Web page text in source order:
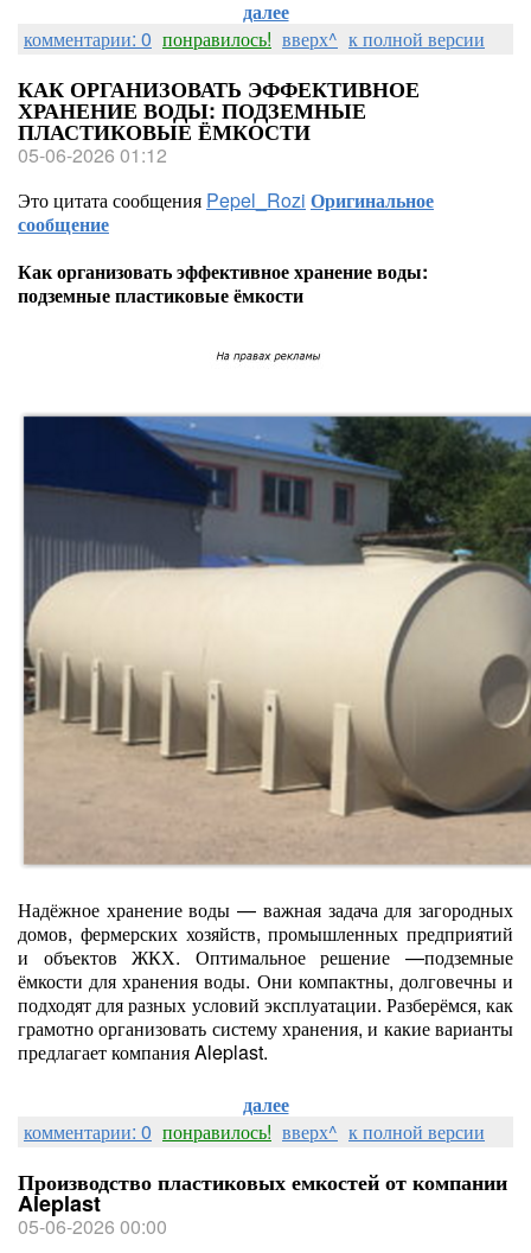
далее
комментарии: 0 понравилось! вверх^ к полной версии
КАК ОРГАНИЗОВАТЬ ЭФФЕКТИВНОЕ
ХРАНЕНИЕ ВОДЫ: ПОДЗЕМНЫЕ
ПЛАСТИКОВЫЕ ЁМКОСТИ
05-06-2026 01:12
Это цитата сообщения Pepel_Rozi Оригинальное
сообщение
Как организовать эффективное хранение воды:
подземные пластиковые ёмкости
Надёжное хранение воды — важная задача для загородных
домов, фермерских хозяйств, промышленных предприятий
и объектов ЖКХ. Оптимальное решение —подземные
ёмкости для хранения воды. Они компактны, долговечны и
подходят для разных условий эксплуатации. Разберёмся, как
грамотно организовать систему хранения, и какие варианты
предлагает компания Aleplast.
далее
комментарии: 0 понравилось! вверх^ к полной версии
Производство пластиковых емкостей от компании
Aleplast
05-06-2026 00:00